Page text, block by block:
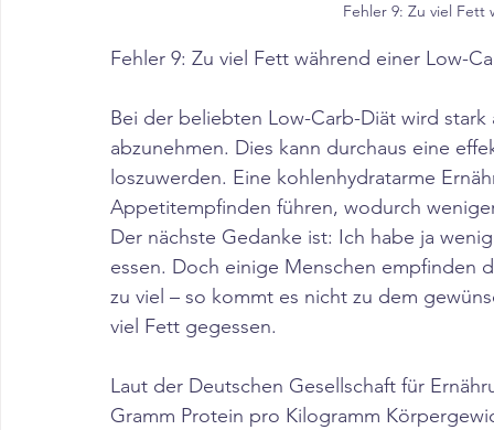
Fehler 9: Zu viel Fett
Fehler 9: Zu viel Fett während einer Low-
Bei der beliebten Low-Carb-Diät wird
abzunehmen. Dies kann durchaus eine
loszuwerden. Eine kohlenhydratarme
Appetitempfinden führen, wodurch
Der nächste Gedanke ist: Ich habe ja
essen. Doch einige Menschen empfinden
zu viel – so kommt es nicht zu dem
viel Fett gegessen.
Laut der Deutschen Gesellschaft für
Gramm Protein pro Kilogramm